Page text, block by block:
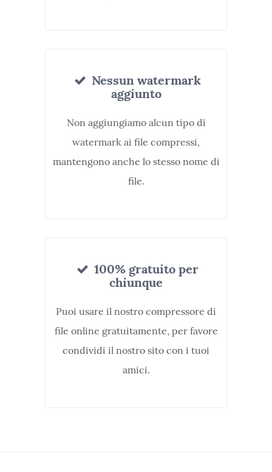
Nessun watermark
aggiunto
Non aggiungiamo alcun tipo di
watermark ai file compressi,
mantengono anche lo stesso nome di
file.
100% gratuito per
chiunque
Puoi usare il nostro compressore di
file online gratuitamente, per favore
condividi il nostro sito con i tuoi
amici.